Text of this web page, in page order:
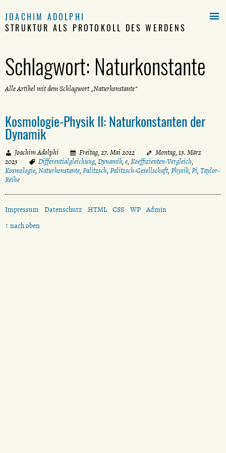
JOACHIM ADOLPHI
STRUKTUR ALS PROTOKOLL DES WERDENS
Schlagwort: Naturkonstante
Alle Artikel mit dem Schlagwort „Naturkonstante“
Kosmologie-Physik II: Naturkonstanten der
Dynamik
Joachim Adolphi Freitag, 27. Mai 2022
Montag, 13. März
2023
Differentialgleichung, Dynamik, e, Koeffizienten-Vergleich,
Kosmologie, Naturkonstante, Palitzsch, Palitzsch-Gesellschaft, Physik, Pi, Taylor-
Reihe

Impressum Datenschutz HTML CSS WP Admin
↑ nach oben